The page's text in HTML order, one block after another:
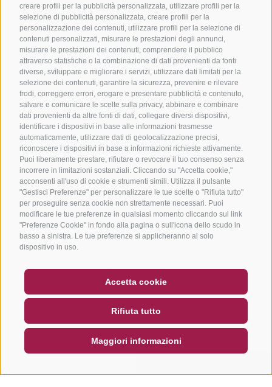
creare profili per la pubblicità personalizzata, utilizzare profili per la
selezione di pubblicità personalizzata, creare profili per la
personalizzazione dei contenuti, utilizzare profili per la selezione di
contenuti personalizzati, misurare le prestazioni degli annunci,
misurare le prestazioni dei contenuti, comprendere il pubblico
attraverso statistiche o la combinazione di dati provenienti da fonti
diverse, sviluppare e migliorare i servizi, utilizzare dati limitati per la
selezione dei contenuti, garantire la sicurezza, prevenire e rilevare
frodi, correggere errori, erogare e presentare pubblicità e contenuto,
salvare e comunicare le scelte sulla privacy, abbinare e combinare
dati provenienti da altre fonti di dati, collegare diversi dispositivi,
identificare i dispositivi in base alle informazioni trasmesse
automaticamente, utilizzare dati di geolocalizzazione precisi,
riconoscere i dispositivi in base a informazioni richieste attivamente.
Puoi liberamente prestare, rifiutare o revocare il tuo consenso senza
incorrere in limitazioni sostanziali. Cliccando su "Accetta cookie,"
acconsenti all'uso di cookie e strumenti simili. Utilizza il pulsante
"Gestisci Preferenze" per personalizzare le tue scelte o "Rifiuta tutto"
per proseguire senza cookie non strettamente necessari. Puoi
modificare le tue preferenze in qualsiasi momento cliccando sul link
"Preferenze Cookie" in fondo alla pagina o sull'icona dello scudo in
basso a sinistra. Le tue preferenze si applicheranno al solo
dispositivo in uso.
Accetta cookie
Rifiuta tutto
Maggiori informazioni
NEWSLETTER
SOCIAL WALL METEO